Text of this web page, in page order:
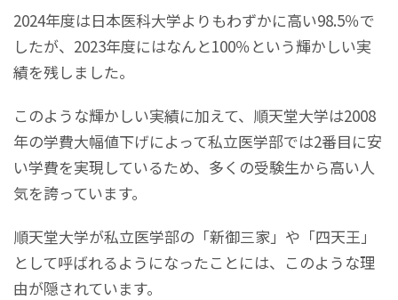
2024年度は日本医科大学よりもわずかに高い98.5％で
したが、2023年度にはなんと100％という輝かしい実
績を残しました。
このような輝かしい実績に加えて、順天堂大学は2008
年の学費大幅値下げによって私立医学部では2番目に安
い学費を実現しているため、多くの受験生から高い人
気を誇っています。
順天堂大学が私立医学部の「新御三家」や「四天王」
として呼ばれるようになったことには、このような理
由が隠されています。